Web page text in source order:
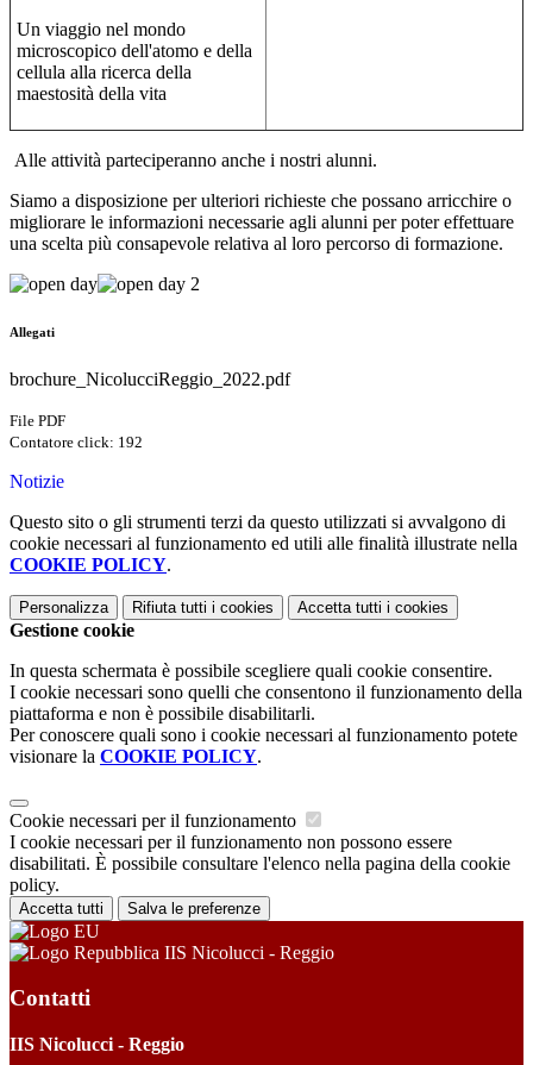
Un viaggio nel mondo
microscopico dell'atomo e della
cellula alla ricerca della
maestosità della vita
Alle attività parteciperanno anche i nostri alunni.
Siamo a disposizione per ulteriori richieste che possano arricchire o
migliorare le informazioni necessarie agli alunni per poter effettuare
una scelta più consapevole relativa al loro percorso di formazione.
Allegati
brochure_NicolucciReggio_2022.pdf
File PDF
Contatore click: 192
Notizie
Questo sito o gli strumenti terzi da questo utilizzati si avvalgono di
cookie necessari al funzionamento ed utili alle finalità illustrate nella
COOKIE POLICY.
Personalizza Rifiuta tutti i cookies Accetta tutti i cookies
Gestione cookie
In questa schermata è possibile scegliere quali cookie consentire.
I cookie necessari sono quelli che consentono il funzionamento della
piattaforma e non è possibile disabilitarli.
Per conoscere quali sono i cookie necessari al funzionamento potete
visionare la COOKIE POLICY.
Cookie necessari per il funzionamento
I cookie necessari per il funzionamento non possono essere
disabilitati. È possibile consultare l'elenco nella pagina della cookie
policy.
Accetta tutti Salva le preferenze
IIS Nicolucci - Reggio
Contatti
IIS Nicolucci - Reggio